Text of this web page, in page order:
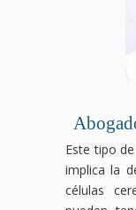
Este tipo
implica la
células